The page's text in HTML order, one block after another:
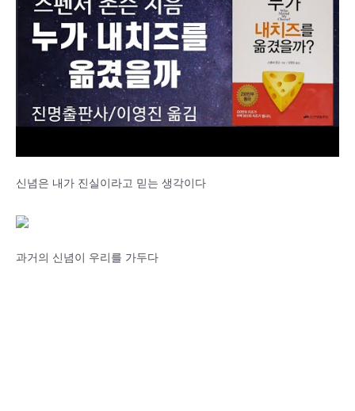
신념은 내가 진실이라고 믿는 생각이다
과거의 신념이 우리를 가두다